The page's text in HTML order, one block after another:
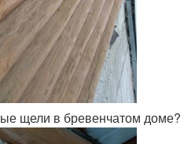
щели в бревенчатом доме?